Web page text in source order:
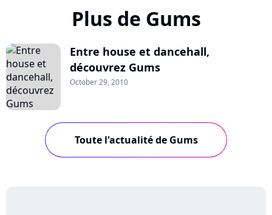
Plus de Gums
Entre house et dancehall,
découvrez Gums
October 29, 2010
Toute l'actualité de Gums